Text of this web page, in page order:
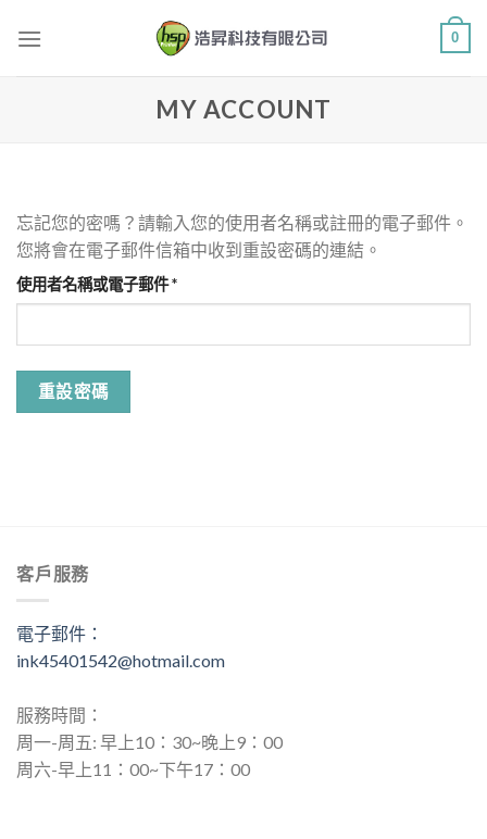
0
MY ACCOUNT
忘記您的密嗎？請輸入您的使用者名稱或註冊的電子郵件。
您將會在電子郵件信箱中收到重設密碼的連結。
使用者名稱或電子郵件*必
填
重設密碼
客戶服務
電子郵件：
ink45401542@hotmail.com
服務時間：
周一-周五: 早上10：30~晚上9：00
周六-早上11：00~下午17：00